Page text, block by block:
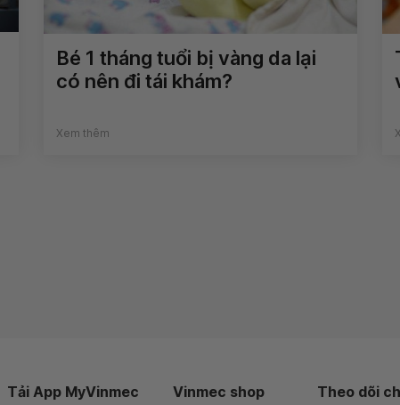
Bé 1 tháng tuổi bị vàng da lại
có nên đi tái khám?
Xem thêm
Tải App MyVinmec Vinmec shop Theo dõi